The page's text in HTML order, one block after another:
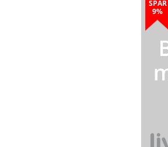
SPAR
9%